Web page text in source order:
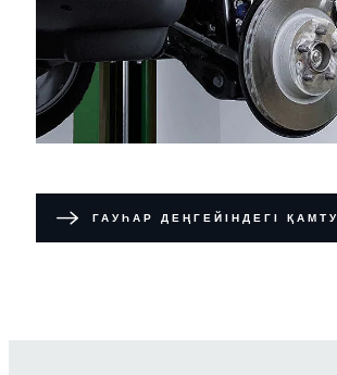
ГАУҺАР ДЕҢГЕЙІНДЕГІ ҚАМТУ